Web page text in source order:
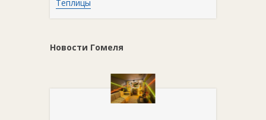
поликарбонат: первый выглядит как единый лист, второй
вид – как будто состоит из сот, как пчелиный улей.
материала являются его ширина и длина. Если первый
поликарбонат в Гомелев каталоге Domodel.by.
Теплицы
Новости Гомеля